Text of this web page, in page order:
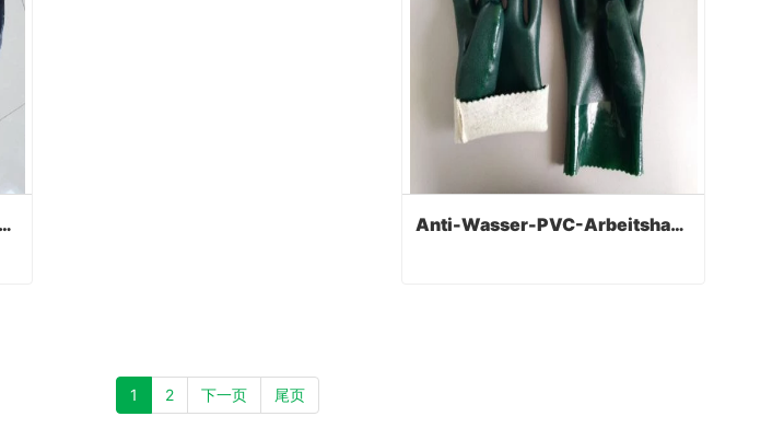
Glattes Finish Baumwolle Strick Handgelenk Schwarz PVC Handschuh Anti-Wasser-PVC-Arbeitshandschuhe Interlock-Innenschuh 30cm Double Dip und sandiges Finish
1 2 下一页 尾页